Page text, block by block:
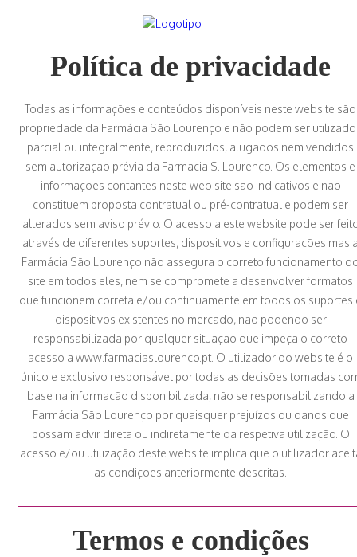
Política de privacidade
Todas as informações e conteúdos disponíveis neste website são
propriedade da Farmácia São Lourenço e não podem ser
parcial ou integralmente, reproduzidos, alugados nem vendidos
sem autorização prévia da Farmacia S. Lourenço. Os elementos e
informações contantes neste web site são indicativos e não
constituem proposta contratual ou pré-contratual e podem ser
alterados sem aviso prévio. O acesso a este website pode ser
através de diferentes suportes, dispositivos e configurações mas
Farmácia São Lourenço não assegura o correto funcionamento
site em todos eles, nem se compromete a desenvolver formatos
que funcionem correta e/ou continuamente em todos os suportes
dispositivos existentes no mercado, não podendo ser
responsabilizada por qualquer situação que impeça o correto
acesso a www.farmaciaslourenco.pt. O utilizador do website é o
único e exclusivo responsável por todas as decisões tomadas
base na informação disponibilizada, não se responsabilizando a
Farmácia São Lourenço por quaisquer prejuízos ou danos que
possam advir direta ou indiretamente da respetiva utilização. O
acesso e/ou utilização deste website implica que o utilizador
as condições anteriormente descritas.
Termos e condições